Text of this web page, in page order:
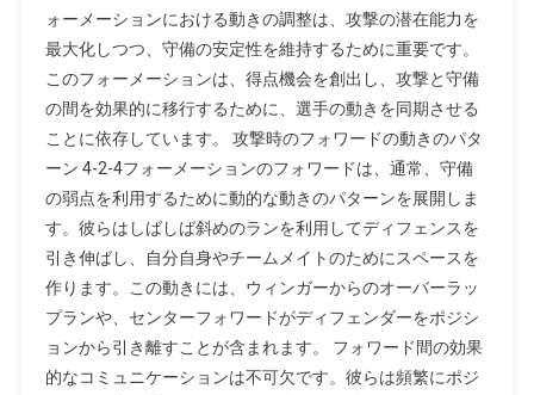
ォーメーションにおける動きの調整は、攻撃の潜在能力を
最大化しつつ、守備の安定性を維持するために重要です。
このフォーメーションは、得点機会を創出し、攻撃と守備
の間を効果的に移行するために、選手の動きを同期させる
ことに依存しています。 攻撃時のフォワードの動きのパタ
ーン 4-2-4フォーメーションのフォワードは、通常、守備
の弱点を利用するために動的な動きのパターンを展開しま
す。彼らはしばしば斜めのランを利用してディフェンスを
引き伸ばし、自分自身やチームメイトのためにスペースを
作ります。この動きには、ウィンガーからのオーバーラッ
プランや、センターフォワードがディフェンダーをポジシ
ョンから引き離すことが含まれます。 フォワード間の効果
的なコミュニケーションは不可欠です。彼らは頻繁にポジ